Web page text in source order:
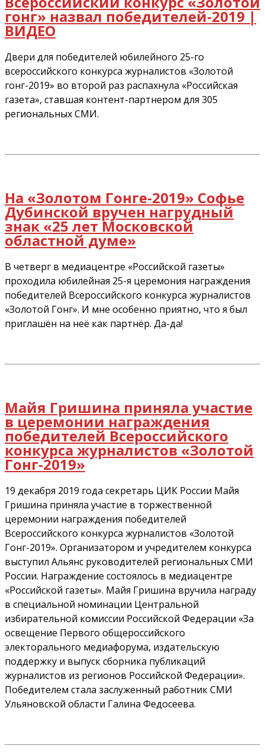
гонг» назвал победителей-2019 |
ВИДЕО
Двери для победителей юбилейного 25-го
всероссийского конкурса журналистов «Золотой
гонг-2019» во второй раз распахнула «Российская
газета», ставшая контент-партнером для 305
региональных СМИ.
На «Золотом Гонге-2019» Софье
Дубинской вручен нагрудный
знак «25 лет Московской
областной думе»
В четверг в медиацентре «Российской газеты»
проходила юбилейная 25-я церемония награждения
победителей Всероссийского конкурса журналистов
«Золотой Гонг». И мне особенно приятно, что я был
приглашён на неё как партнёр. Да-да!
Майя Гришина приняла участие
в церемонии награждения
победителей Всероссийского
конкурса журналистов «Золотой
Гонг-2019»
19 декабря 2019 года секретарь ЦИК России Майя
Гришина приняла участие в торжественной
церемонии награждения победителей
Всероссийского конкурса журналистов «Золотой
Гонг-2019». Организатором и учредителем конкурса
выступил Альянс руководителей региональных СМИ
России. Награждение состоялось в медиацентре
«Российской газеты». Майя Гришина вручила награду
в специальной номинации Центральной
избирательной комиссии Российской Федерации «За
освещение Первого общероссийского
электорального медиафорума, издательскую
поддержку и выпуск сборника публикаций
журналистов из регионов Российской Федерации».
Победителем стала заслуженный работник СМИ
Ульяновской области Галина Федосеева.